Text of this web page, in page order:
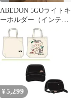
ABEDON 5GOライトキ
ーホルダー（インテリ
アフレーム付）
¥ 5,299